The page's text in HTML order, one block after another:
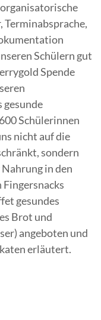
Schülern gut
Spende
gesunde
Schülerinnen
nicht auf die
sondern
in den
Fingersnacks
gesundes
Brot und
angeboten und
erläutert.